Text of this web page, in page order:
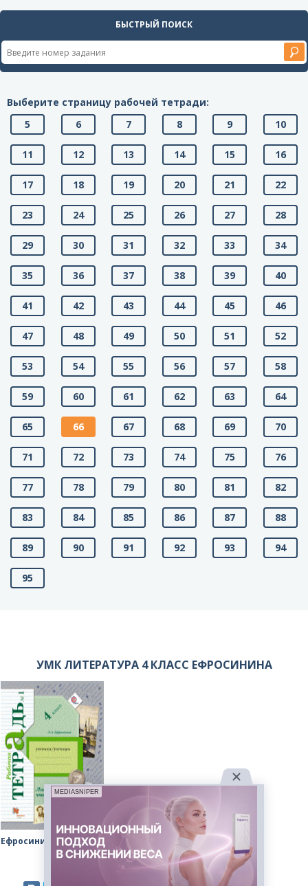
БЫСТРЫЙ ПОИСК
Выберите страницу рабочей тетради:
5
6 7 8 9 10
11 12 13 14 15 16
17 18 19 20 21 22
23 24 25 26 27 28
29 30 31 32 33 34
35 36 37 38 39 40
41 42 43 44 45 46
47 48 49 50 51 52
53 54 55 56 57 58
59 60 61 62 63 64
65 66 67 68 69 70
71 72 73 74 75 76
77 78 79 80 81 82
83 84 85 86 87 88
89 90 91 92 93 94
95
УМК ЛИТЕРАТУРА 4 КЛАСС ЕФРОСИНИНА
Ефросинина рабочая тетрадь
MEDIASNIPER